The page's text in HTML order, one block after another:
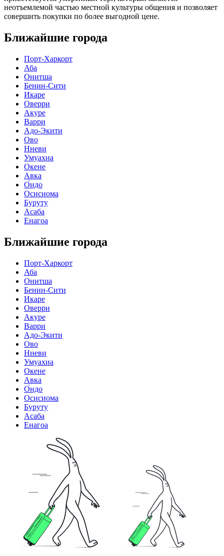
неотъемлемой частью местной культуры общения и позволяет
совершить покупки по более выгодной цене.
Ближайшие города
Порт-Харкорт
Аба
Онитша
Бенин-Сити
Икаре
Оверри
Акуре
Варри
Адо-Экити
Ово
Нневи
Умуахиа
Окене
Авка
О́ндо
Осисиома
Буруту
Асаба
Енагоа
Ближайшие города
Порт-Харкорт
Аба
Онитша
Бенин-Сити
Икаре
Оверри
Акуре
Варри
Адо-Экити
Ово
Нневи
Умуахиа
Окене
Авка
О́ндо
Осисиома
Буруту
Асаба
Енагоа